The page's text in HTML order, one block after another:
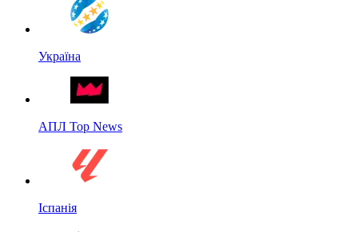
Україна
АПЛ Top News
Іспанія